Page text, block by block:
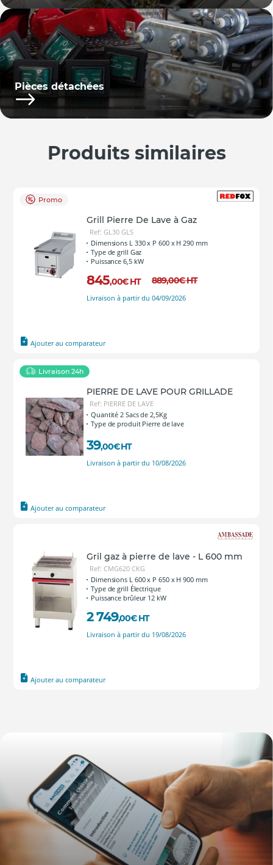
Pièces détachées
Produits similaires
Promo
Grill Pierre De Lave à Gaz
Ref: GL30 GLS
Dimensions L 330 x P 600 x H 290 mm
Type de grill Gaz
Puissance 6,5 kW
845,00€ HT 889,00€HT
Livraison à partir du 04/09/2026
Ajouter au comparateur
Livraison 24h
PIERRE DE LAVE POUR GRILLADE
Ref: PIERRE DE LAVE
Quantité 2 Sacs de 2,5Kg
Type de produit Pierre de lave
39,00€HT
Livraison à partir du 10/08/2026
Ajouter au comparateur
Gril gaz à pierre de lave - L 600 mm
Ref: CMG620 CKG
Dimensions L 600 x P 650 x H 900 mm
Type de grill Électrique
Puissance brûleur 12 kW
2 749,00€ HT
Livraison à partir du 19/08/2026
Ajouter au comparateur